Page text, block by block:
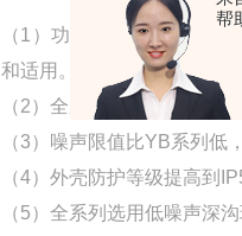
帮
（1）功率等级、安装尺寸
和适用。
（2）全系列采用F级绝缘
（3）噪声限值比YB系列低
（4）外壳防护等级提高到
（5）全系列选用低噪声深